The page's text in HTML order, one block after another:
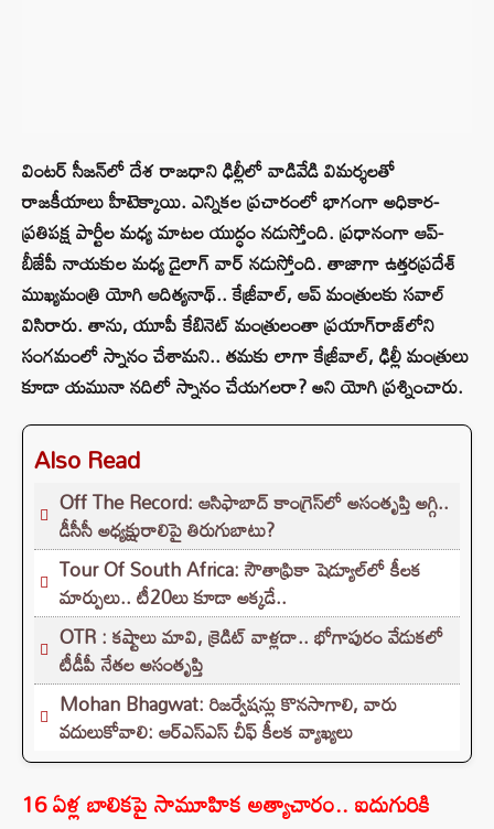
వింటర్ సీజన్‌లో దేశ రాజధాని ఢిల్లీలో వాడివేడి విమర్శలతో
రాజకీయాలు హీటెక్కాయి. ఎన్నికల ప్రచారంలో భాగంగా అధికార-
ప్రతిపక్ష పార్టీల మధ్య మాటల యుద్ధం నడుస్తోంది. ప్రధానంగా ఆప్-
బీజేపీ నాయకుల మధ్య డైలాగ్ వార్ నడుస్తోంది. తాజాగా ఉత్తరప్రదేశ్
ముఖ్యమంత్రి యోగి ఆదిత్యనాథ్.. కేజ్రీవాల్‌, ఆప్ మంత్రులకు సవాల్
విసిరారు. తాను, యూపీ కేబినెట్ మంత్రులంతా ప్రయాగ్‌రాజ్‌లోని
సంగమంలో స్నానం చేశామని.. తమకు లాగా కేజ్రీవాల్, ఢిల్లీ మంత్రులు
కూడా యమునా నదిలో స్నానం చేయగలరా? అని యోగి ప్రశ్నించారు.
Also Read
Off The Record: ఆసిఫాబాద్ కాంగ్రెస్‌లో అసంతృప్తి అగ్గి..
డీసీసీ అధ్యక్షురాలిపై తిరుగుబాటు?
Tour Of South Africa: సౌతాఫ్రికా షెడ్యూల్‌లో కీలక
మార్పులు.. టీ20లు కూడా అక్కడే..
OTR : కష్టాలు మావి, క్రెడిట్ వాళ్లదా.. భోగాపురం వేడుకలో
టీడీపీ నేతల అసంతృప్తి
Mohan Bhagwat: రిజర్వేషన్లు కొనసాగాలి, వారు
వదులుకోవాలి: ఆర్ఎస్ఎస్ చీఫ్ కీలక వ్యాఖ్యలు
16 ఏళ్ల బాలికపై సామూహిక అత్యాచారం.. ఐదుగురికి